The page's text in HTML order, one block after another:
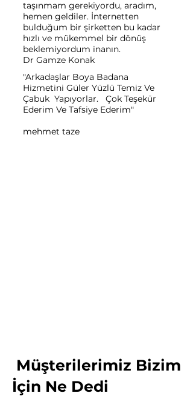
taşınmam gerekiyordu, aradım,
hemen geldiler. İnternetten
bulduğum bir şirketten bu kadar
hızlı ve mükemmel bir dönüş
beklemiyordum inanın.
Dr Gamze Konak
"Arkadaşlar Boya Badana
Hizmetini Güler Yüzlü Temiz Ve
Çabuk Yapıyorlar. Çok Teşekür
Ederim Ve Tafsiye Ederim"
mehmet taze
Müşterilerimiz Bizim
İçin Ne Dedi